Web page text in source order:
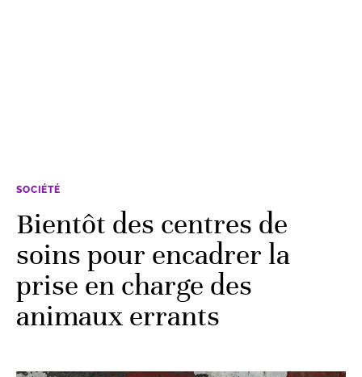
SOCIÉTÉ
Bientôt des centres de
soins pour encadrer la
prise en charge des
animaux errants